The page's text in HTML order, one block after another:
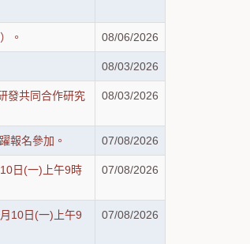
。 08/06/2026
08/03/2026
發共同合作研究
08/03/2026
報名參加。 07/08/2026
日(一)上午9時
07/08/2026
10日(一)上午9
07/08/2026